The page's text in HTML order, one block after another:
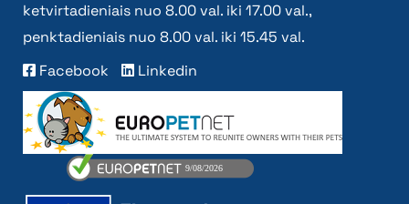
ketvirtadieniais nuo 8.00 val. iki 17.00 val.,
penktadieniais nuo 8.00 val. iki 15.45 val.
Facebook
Linkedin